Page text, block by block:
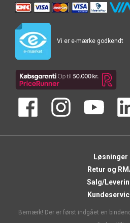
Vi er e-mærke godkendt
Løsninger
Retur og
Salg/
Bemærk! Der er først indgået en